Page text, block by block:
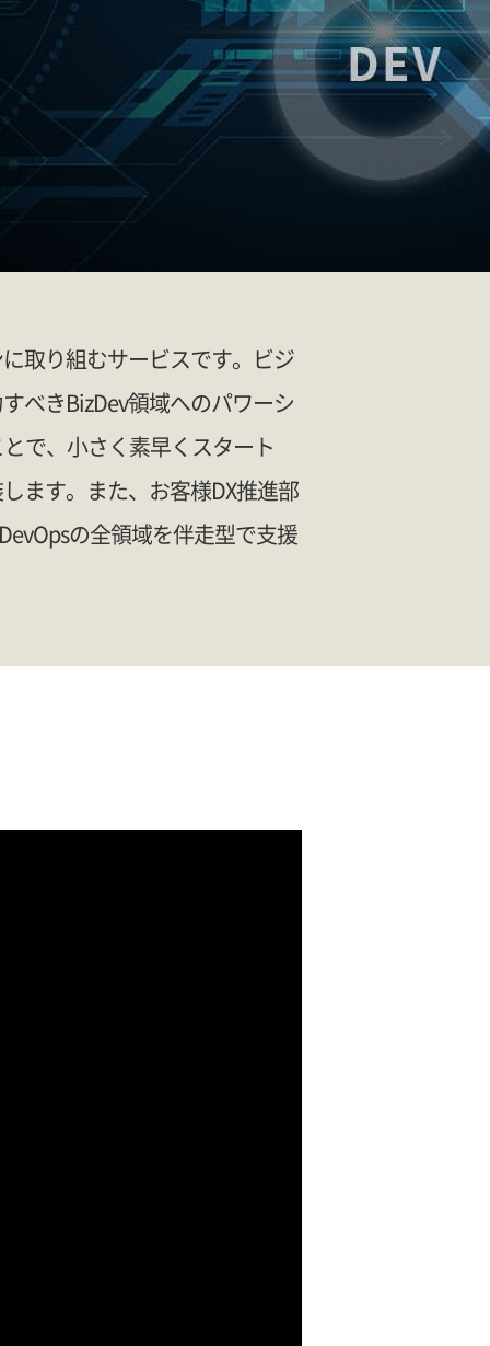
伴走支援サービス
発支援サービス
ティング・トレーニング
リッククラウド監査サービス
リケーション移行アセスメントサービス
取り組むサービスです。ビジ
べきBizDev領域へのパワーシ
で、小さく素早くスタート
ます。また、お客様DX推進部
の全領域を伴走型で支援